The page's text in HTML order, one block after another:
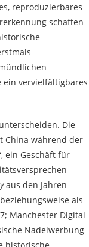
reproduzierbares
schaffen
ein vervielfältigbares
Die
China während der
ein Geschäft für
aus den Jahren
als
Manchester Digital
Nadelwerbung